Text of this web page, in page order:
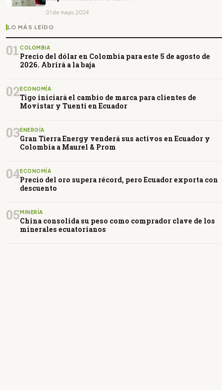
01 de mayo, 2024
LO MÁS LEÍDO
01 COLOMBIA
Precio del dólar en Colombia para este 5 de agosto de
2026. Abrirá a la baja
02 ECONOMÍA
Tigo iniciará el cambio de marca para clientes de
Movistar y Tuenti en Ecuador
03ENERGÍA
Gran Tierra Energy venderá sus activos en Ecuador y
Colombia a Maurel & Prom
04ECONOMÍA
Precio del oro supera récord, pero Ecuador exporta con
descuento
05 MINERÍA
China consolida su peso como comprador clave de los
minerales ecuatorianos